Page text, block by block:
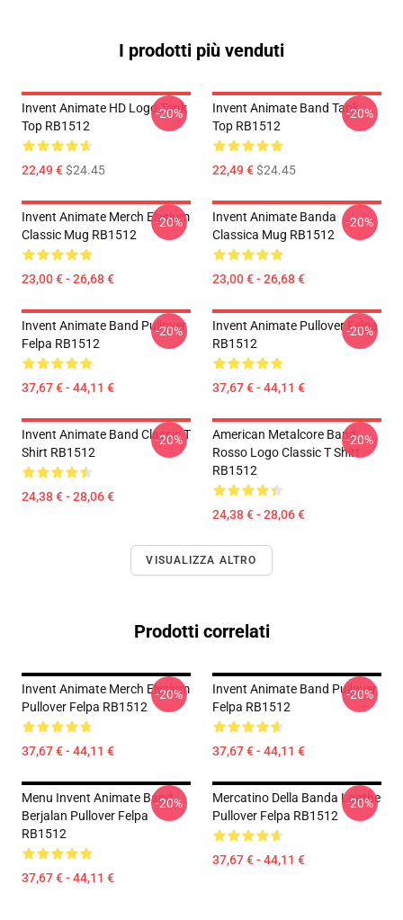
I prodotti più venduti
Invent Animate HD Logo Tank
Top RB1512
22,49 €$24.45
-20%
Invent Animate Band Tank
Top RB1512
22,49 €$24.45
-20%
Invent Animate Merch Elysium
Classic Mug RB1512
23,00 € - 26,68 €
-20%
Invent Animate Banda
Classica Mug RB1512
23,00 € - 26,68 €
-20%
Invent Animate Band Pullover
Felpa RB1512
37,67 € - 44,11 €
-20%
Invent Animate Pullover Felpa
RB1512
37,67 € - 44,11 €
-20%
Invent Animate Band Classic T
Shirt RB1512
24,38 € - 28,06 €
-20%
American Metalcore Band
Rosso Logo Classic T Shirt
RB1512
24,38 € - 28,06 €
-20%
VISUALIZZA ALTRO
Prodotti correlati
Invent Animate Merch Elysium
Pullover Felpa RB1512
37,67 € - 44,11 €
-20%
Invent Animate Band Pullover
Felpa RB1512
37,67 € - 44,11 €
-20%
Menu Invent Animate Band
Berjalan Pullover Felpa
RB1512
37,67 € - 44,11 €
-20%
Mercatino Della Banda Loathe
Pullover Felpa RB1512
37,67 € - 44,11 €
-20%